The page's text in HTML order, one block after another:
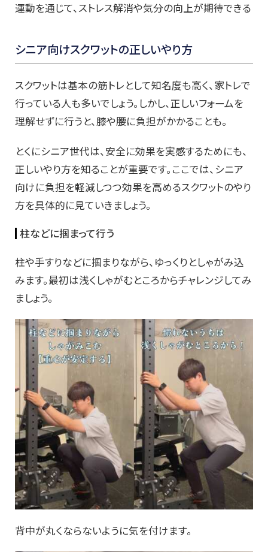
運動を通じて、ストレス解消や気分の向上が期待できる
シニア向けスクワットの正しいやり方
スクワットは基本の筋トレとして知名度も高く、家トレで
行っている人も多いでしょう。しかし、正しいフォームを
理解せずに行うと、膝や腰に負担がかかることも。
とくにシニア世代は、安全に効果を実感するためにも、
正しいやり方を知ることが重要です。ここでは、シニア
向けに負担を軽減しつつ効果を高めるスクワットのやり
方を具体的に見ていきましょう。
柱などに掴まって行う
柱や手すりなどに掴まりながら、ゆっくりとしゃがみ込
みます。最初は浅くしゃがむところからチャレンジしてみ
ましょう。
背中が丸くならないように気を付けます。